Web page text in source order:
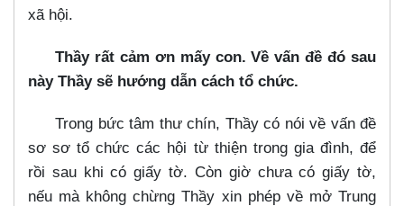
xã hội.
Thầy rất cảm ơn mấy con. Về vấn đề đó sau
này Thầy sẽ hướng dẫn cách tổ chức.
Trong bức tâm thư chín, Thầy có nói về vấn đề
sơ sơ tổ chức các hội từ thiện trong gia đình, để
rồi sau khi có giấy tờ. Còn giờ chưa có giấy tờ,
nếu mà không chừng Thầy xin phép về mở Trung